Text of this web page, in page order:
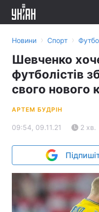
Новини › Спорт ›
Шевченко
футболістів
свого нового
АРТЕМ БУДРІН
09:54, 09.11.21 2 хв.